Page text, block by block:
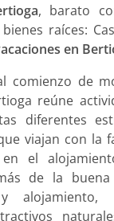
, barato
raíces:
en
comienzo de
reúne
diferentes
viajan con la
el
de la
y